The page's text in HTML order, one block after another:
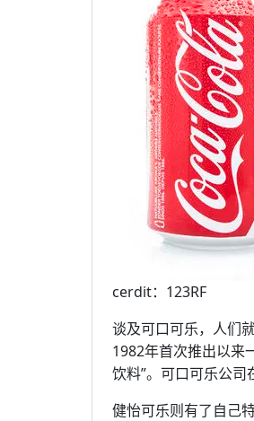
cerdit：123RF
谈及可口可乐，人们
1982年首次推出以来
饮料”。可口可乐公
健怡可乐则有了自己